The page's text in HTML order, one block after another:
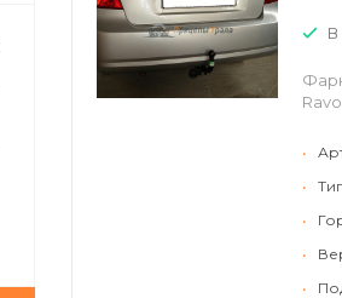
В
•
•
•
•
•